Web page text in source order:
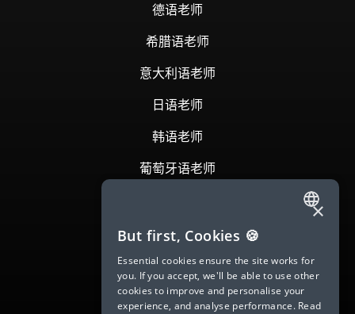
德语老师
希腊语老师
意大利语老师
日语老师
韩语老师
葡萄牙语老师
俄语老师
西班牙语老师
瑞典语老师
ENGLISH
SPANISH
FRENCH
GERMAN
×
But first, Cookies 🍪
Essential cookies ensure the site works for
you. If you accept, we'll be able to use other
cookies to improve and personalise your
experience, and analyse performance. Read